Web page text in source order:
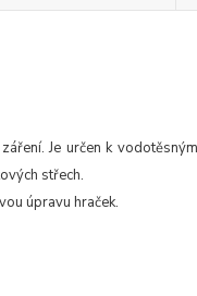
Je určen k
střech.
úpravu hraček.